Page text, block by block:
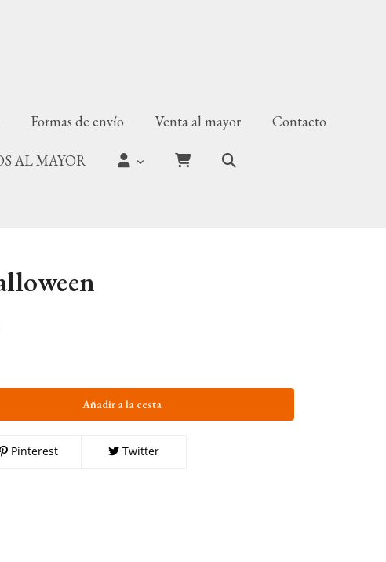
Formas de envío Venta al mayor Contacto
AL MAYOR
Añadir a la cesta
Pinterest Twitter